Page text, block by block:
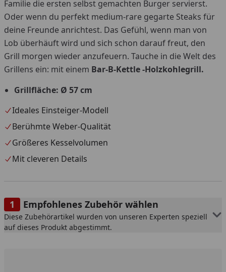
Familie die ersten selbst gemachten Burger servierst.
Oder wenn du perfekt medium-rare gegarte Steaks für
deine Freunde anrichtest. Das Gefühl, wenn man von
Lob überhäuft wird und sich schon darauf freut, den
Grill morgen wieder anzufeuern. Tauche in die Welt des
Grillens ein: mit einem Bar-B-Kettle -Holzkohlegrill.
Grillfläche: Ø 57 cm
Ideales Einsteiger-Modell
Berühmte Weber-Qualität
Größeres Kesselvolumen
Mit cleveren Details
Empfohlenes Zubehör wählen
Diese Zubehörartikel wurden von unseren Experten speziell
auf dieses Produkt abgestimmt.